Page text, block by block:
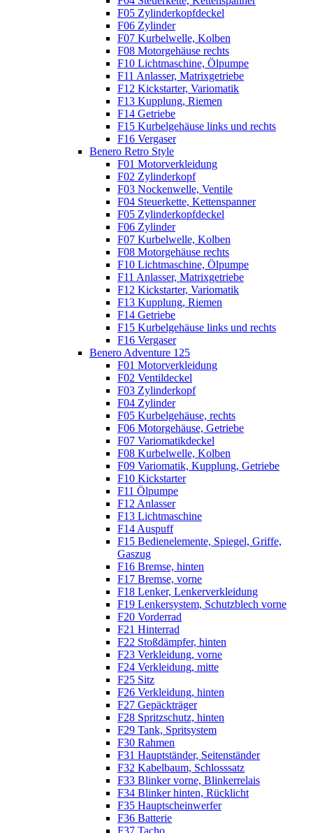
F05 Zylinderkopfdeckel
F06 Zylinder
F07 Kurbelwelle, Kolben
F08 Motorgehäuse rechts
F10 Lichtmaschine, Ölpumpe
F11 Anlasser, Matrixgetriebe
F12 Kickstarter, Variomatik
F13 Kupplung, Riemen
F14 Getriebe
F15 Kurbelgehäuse links und rechts
F16 Vergaser
Benero Retro Style
F01 Motorverkleidung
F02 Zylinderkopf
F03 Nockenwelle, Ventile
F04 Steuerkette, Kettenspanner
F05 Zylinderkopfdeckel
F06 Zylinder
F07 Kurbelwelle, Kolben
F08 Motorgehäuse rechts
F10 Lichtmaschine, Ölpumpe
F11 Anlasser, Matrixgetriebe
F12 Kickstarter, Variomatik
F13 Kupplung, Riemen
F14 Getriebe
F15 Kurbelgehäuse links und rechts
F16 Vergaser
Benero Adventure 125
F01 Motorverkleidung
F02 Ventildeckel
F03 Zylinderkopf
F04 Zylinder
F05 Kurbelgehäuse, rechts
F06 Motorgehäuse, Getriebe
F07 Variomatikdeckel
F08 Kurbelwelle, Kolben
F09 Variomatik, Kupplung, Getriebe
F10 Kickstarter
F11 Ölpumpe
F12 Anlasser
F13 Lichtmaschine
F14 Auspuff
F15 Bedienelemente, Spiegel, Griffe,
Gaszug
F16 Bremse, hinten
F17 Bremse, vorne
F18 Lenker, Lenkerverkleidung
F19 Lenkersystem, Schutzblech vorne
F20 Vorderrad
F21 Hinterrad
F22 Stoßdämpfer, hinten
F23 Verkleidung, vorne
F24 Verkleidung, mitte
F25 Sitz
F26 Verkleidung, hinten
F27 Gepäckträger
F28 Spritzschutz, hinten
F29 Tank, Spritsystem
F30 Rahmen
F31 Hauptständer, Seitenständer
F32 Kabelbaum, Schlosssatz
F33 Blinker vorne, Blinkerrelais
F34 Blinker hinten, Rücklicht
F35 Hauptscheinwerfer
F36 Batterie
F37 Tacho